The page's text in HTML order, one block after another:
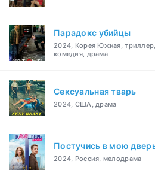
Парадокс убийцы
2024, Корея Южная,
комедия, драма
Сексуальная тварь
2024, США, драма
Постучись в мою
2024, Россия, мелодрама